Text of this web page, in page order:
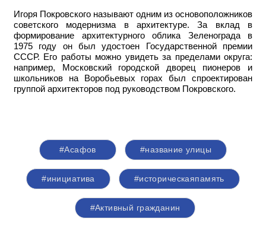
Игоря Покровского называют одним из основоположников
советского модернизма в архитектуре. За вклад в
формирование архитектурного облика Зеленограда в
1975 году он был удостоен Государственной премии
СССР. Его работы можно увидеть за пределами округа:
например,
Московский городской дворец пионеров и
школьников на Воробьевых горах был спроектирован
группой архитекторов под руководством Покровского.
#Асафов #название улицы
#инициатива #историческаяпамять
#Активный гражданин